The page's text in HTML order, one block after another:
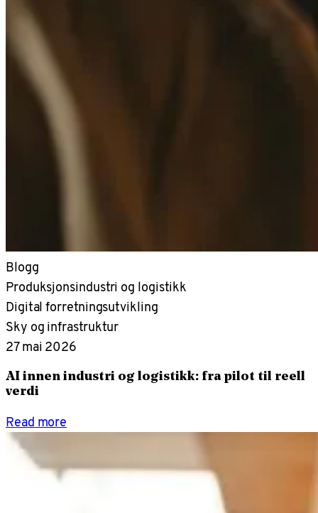
Blogg
Produksjonsindustri og logistikk
Digital forretningsutvikling
Sky og infrastruktur
27 mai 2026
AI innen industri og logistikk: fra pilot til reell
verdi
Read more